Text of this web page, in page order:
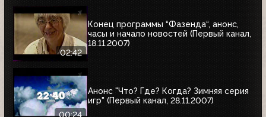
02:42
Конец программы “Фазенда“, анонс,
часы и начало новостей (Первый канал,
18.11.2007)
00:24
Анонс "Что? Где? Когда? Зимняя серия
игр" (Первый канал, 28.11.2007)